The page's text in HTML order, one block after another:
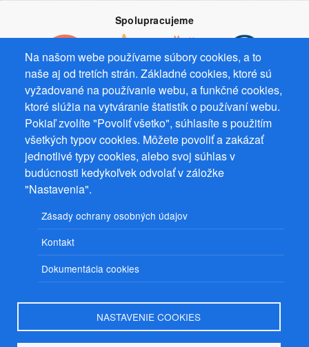
Na našom webe používame súbory cookies, a to
naše aj od tretích strán. Základné cookies, ktoré sú
vyžadované na používanie webu, a funkčné cookies,
ktoré slúžia na vytváranie štatistík o používaní webu.
Pokiaľ zvolíte "Povoliť všetko", súhlasíte s použitím
všetkých typov cookies. Môžete povoliť a zakázať
jednotlivé typy cookies, alebo svoj súhlas v
budúcnosti kedykoľvek odvolať v záložke
"Nastavenia".
Zásady ochrany osobných údajov
Kontakt
Dokumentácia cookies
NASTAVENIE COOKIES
Spolupracujeme
Prevádzkovateľ: Mgr. Bc. Žaneta Radimecká, MBA, Ostrov 256, 561
22 Ostrov, IČ 08993033, DIČ CZ9161263958
© 2026PuzzleWebss.r.o.